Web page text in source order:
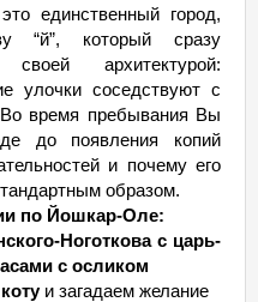
единственный город,
“й”, который сразу
своей архитектурой:
улочки соседствуют с
время пребывания Вы
до появления копий
и почему его
образом.
по Йошкар-Оле:
Ноготкова с царь-
с осликом
и загадаем желание